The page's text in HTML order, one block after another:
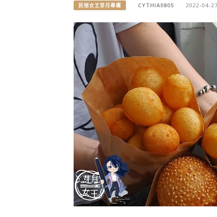
民宿女王芽月專欄 CYTHIA0805 2022-04-